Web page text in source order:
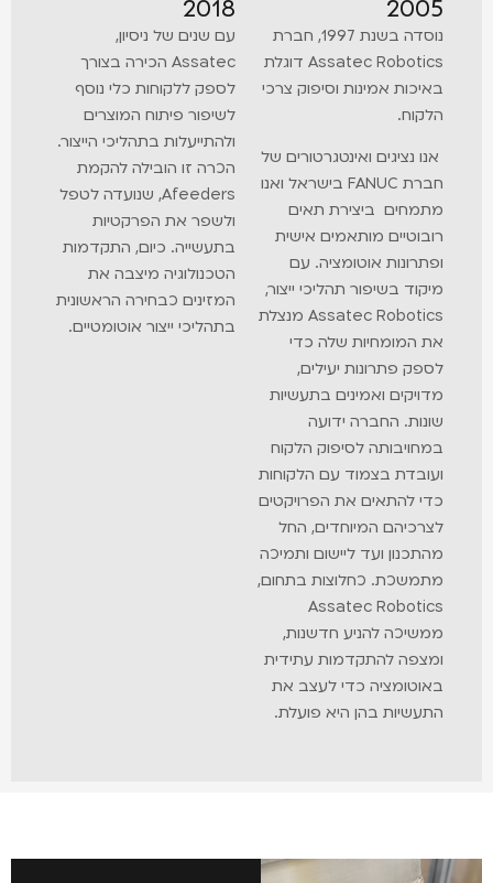
נוסדה בשנת 1997, חברת
Assatec Robotics דוגלת
אמינות וסיפוק צרכי
נציגים ואינטגרטורים של
חברת FANUC בישראל ואנו
ביצירת תאים
מותאמים אישית
אוטומציה. עם
בשיפור תהליכי ייצור,
Assatec Robotics מנצלת
שלה כדי
פתרונות יעילים,
ואמינים בתעשיות
החברה ידועה
לסיפוק הלקוח
בצמוד עם הלקוחות
להתאים את הפרויקטים
המיוחדים, החל
ועד ליישום ותמיכה
כחלוצות בתחום,
Assatec
להניע חדשנות,
להתקדמות עתידית
כדי לעצב את
בהן היא פועלת.
עם שנים של ניסיון,
Assatec הכירה בצורך
לספק ללקוחות כלי נוסף
לשיפור פיתוח המוצרים
ולהתייעלות בתהליכי הייצור.
הכרה זו הובילה להקמת
Afeeders, שנועדה לטפל
ולשפר את הפרקטיות
בתעשייה. כיום, התקדמות
הטכנולוגיה מיצבה את
המזינים כבחירה הראשונית
בתהליכי ייצור אוטומטיים.